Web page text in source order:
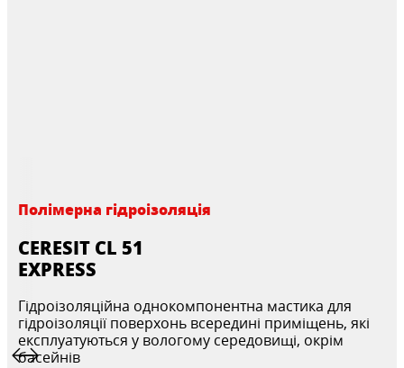
Полімерна гідроізоляція
CERESIT CL 51
EXPRESS
Гідроізоляційна однокомпонентна мастика для
гідроізоляції поверхонь всередині приміщень, які
експлуатуються у вологому середовищі, окрім
басейнів